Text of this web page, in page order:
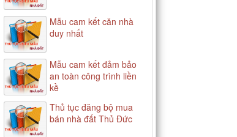
Mẫu cam kết căn nhà
duy nhất
Mẫu cam kết đảm bảo
an toàn công trình liền
kề
Thủ tục đăng bộ mua
bán nhà đất Thủ Đức